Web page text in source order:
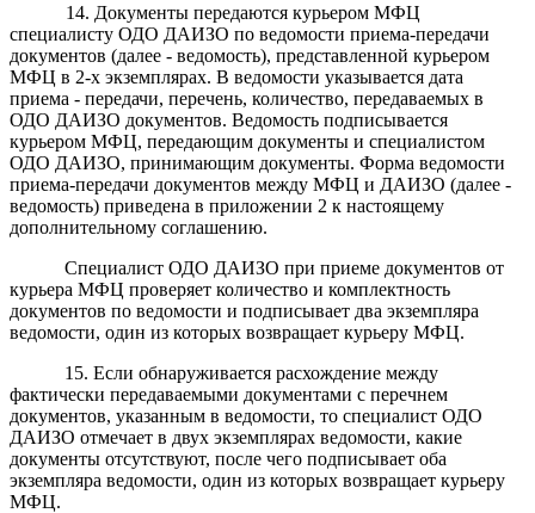
14. Документы передаются курьером МФЦ
специалисту ОДО ДАИЗО по ведомости приема-передачи
документов (далее - ведомость), представленной курьером
МФЦ в 2-х экземплярах. В ведомости указывается дата
приема - передачи, перечень, количество, передаваемых в
ОДО ДАИЗО документов. Ведомость подписывается
курьером МФЦ, передающим документы и специалистом
ОДО ДАИЗО, принимающим документы. Форма ведомости
приема-передачи документов между МФЦ и ДАИЗО (далее -
ведомость) приведена в приложении 2 к настоящему
дополнительному соглашению.
Специалист ОДО ДАИЗО при приеме документов от
курьера МФЦ проверяет количество и комплектность
документов по ведомости и подписывает два экземпляра
ведомости, один из которых возвращает курьеру МФЦ.
15. Если обнаруживается расхождение между
фактически передаваемыми документами с перечнем
документов, указанным в ведомости, то специалист ОДО
ДАИЗО отмечает в двух экземплярах ведомости, какие
документы отсутствуют, после чего подписывает оба
экземпляра ведомости, один из которых возвращает курьеру
МФЦ.